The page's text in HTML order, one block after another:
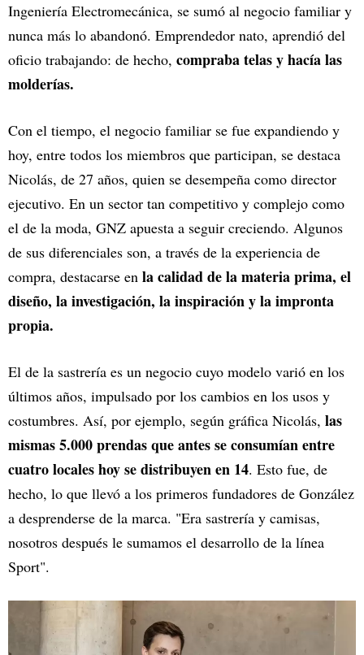
Ingeniería Electromecánica, se sumó al negocio familiar y
nunca más lo abandonó. Emprendedor nato, aprendió del
oficio trabajando: de hecho, compraba telas y hacía las
molderías.
Con el tiempo, el negocio familiar se fue expandiendo y
hoy, entre todos los miembros que participan, se destaca
Nicolás, de 27 años, quien se desempeña como director
ejecutivo. En un sector tan competitivo y complejo como
el de la moda, GNZ apuesta a seguir creciendo. Algunos
de sus diferenciales son, a través de la experiencia de
compra, destacarse en la calidad de la materia prima, el
diseño, la investigación, la inspiración y la impronta
propia.
El de la sastrería es un negocio cuyo modelo varió en los
últimos años, impulsado por los cambios en los usos y
costumbres. Así, por ejemplo, según gráfica Nicolás, las
mismas 5.000 prendas que antes se consumían entre
cuatro locales hoy se distribuyen en 14. Esto fue, de
hecho, lo que llevó a los primeros fundadores de González
a desprenderse de la marca. "Era sastrería y camisas,
nosotros después le sumamos el desarrollo de la línea
Sport".